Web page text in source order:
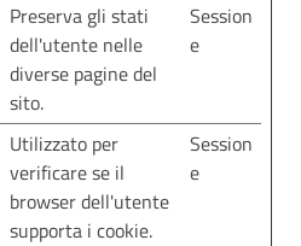
Preserva gli stati
dell'utente nelle
diverse pagine del
sito.
Session
e
Utilizzato per
verificare se il
browser dell'utente
supporta i cookie.
Session
e